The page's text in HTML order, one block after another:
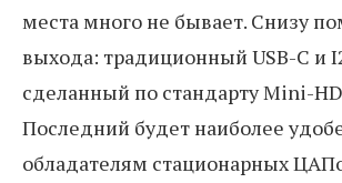
места много не бывает. Снизу
выхода: традиционный USB-C и
сделанный по стандарту Mini-
Последний будет наиболее
обладателям стационарных